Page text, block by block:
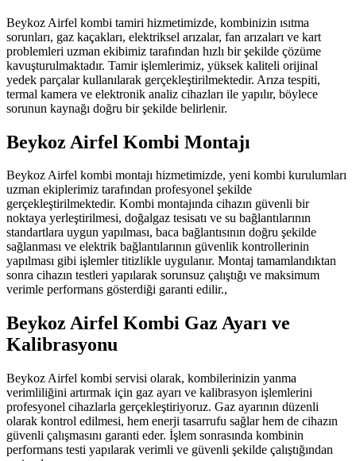
Beykoz Airfel kombi tamiri hizmetimizde, kombinizin ısıtma
sorunları, gaz kaçakları, elektriksel arızalar, fan arızaları ve kart
problemleri uzman ekibimiz tarafından hızlı bir şekilde çözüme
kavuşturulmaktadır. Tamir işlemlerimiz, yüksek kaliteli orijinal
yedek parçalar kullanılarak gerçekleştirilmektedir. Arıza tespiti,
termal kamera ve elektronik analiz cihazları ile yapılır, böylece
sorunun kaynağı doğru bir şekilde belirlenir.
Beykoz Airfel Kombi Montajı
Beykoz Airfel kombi montajı hizmetimizde, yeni kombi kurulumları
uzman ekiplerimiz tarafından profesyonel şekilde
gerçekleştirilmektedir. Kombi montajında cihazın güvenli bir
noktaya yerleştirilmesi, doğalgaz tesisatı ve su bağlantılarının
standartlara uygun yapılması, baca bağlantısının doğru şekilde
sağlanması ve elektrik bağlantılarının güvenlik kontrollerinin
yapılması gibi işlemler titizlikle uygulanır. Montaj tamamlandıktan
sonra cihazın testleri yapılarak sorunsuz çalıştığı ve maksimum
verimle performans gösterdiği garanti edilir.,
Beykoz Airfel Kombi Gaz Ayarı ve
Kalibrasyonu
Beykoz Airfel kombi servisi olarak, kombilerinizin yanma
verimliliğini artırmak için gaz ayarı ve kalibrasyon işlemlerini
profesyonel cihazlarla gerçekleştiriyoruz. Gaz ayarının düzenli
olarak kontrol edilmesi, hem enerji tasarrufu sağlar hem de cihazın
güvenli çalışmasını garanti eder. İşlem sonrasında kombinin
performans testi yapılarak verimli ve güvenli şekilde çalıştığından